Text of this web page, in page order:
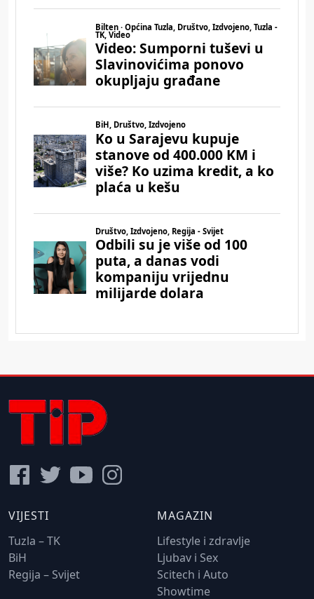
VIJESTI
Tuzla – TK
BiH
Regija – Svijet
MAGAZIN
Lifestyle i zdravlje
Ljubav i Sex
Scitech i Auto
Showtime